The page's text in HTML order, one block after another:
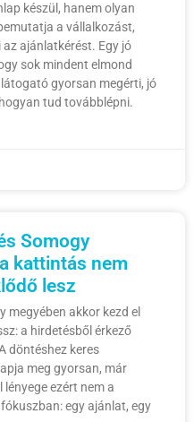
készül, hanem olyan
a vállalkozást,
ajánlatkérést. Egy jó
sok mindent elmond
gyorsan megérti, jó
tud továbblépni.
Somogy
kattintás nem
lesz
megyében akkor kezd el
a hirdetésből érkező
döntéshez keres
meg gyorsan, már
ezért nem a
egy ajánlat, egy